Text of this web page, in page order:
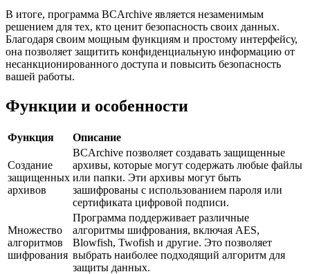
В итоге, программа BCArchive является незаменимым
решением для тех, кто ценит безопасность своих данных.
Благодаря своим мощным функциям и простому интерфейсу,
она позволяет защитить конфиденциальную информацию от
несанкционированного доступа и повысить безопасность
вашей работы.
Функции и особенности
Функция Описание
Создание
защищенных
архивов
BCArchive позволяет создавать защищенные
архивы, которые могут содержать любые файлы
или папки. Эти архивы могут быть
зашифрованы с использованием пароля или
сертификата цифровой подписи.
Множество
алгоритмов
шифрования
Программа поддерживает различные
алгоритмы шифрования, включая AES,
Blowfish, Twofish и другие. Это позволяет
выбрать наиболее подходящий алгоритм для
защиты данных.